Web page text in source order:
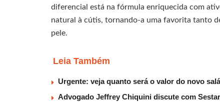
diferencial está na fórmula enriquecida com
natural à cútis, tornando-a uma favorita tanto
pele.
Leia Também
Urgente: veja quanto será o valor do novo
Advogado Jeffrey Chiquini discute com